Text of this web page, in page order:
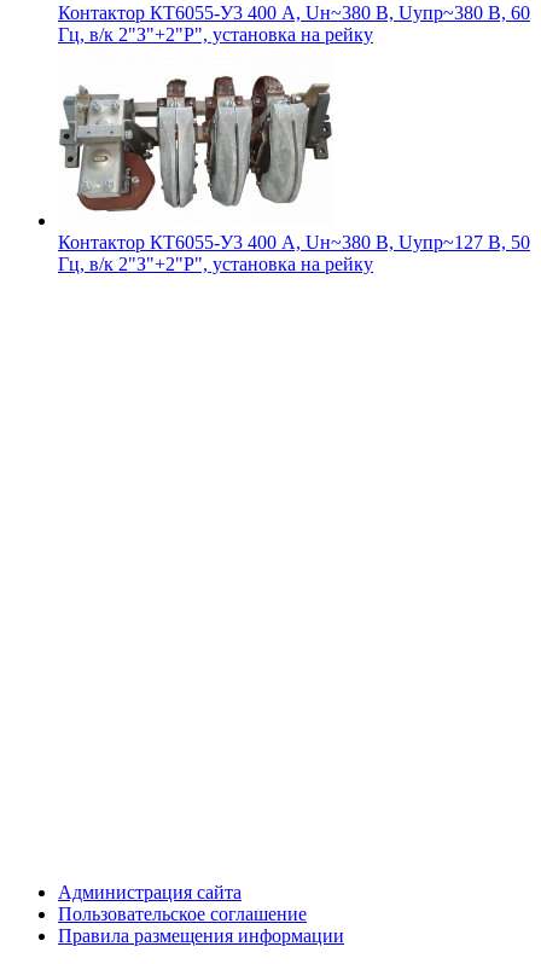
Контактор КТ6055-У3 400 А, Uн~380 В, Uупр~380 В, 60
Гц, в/к 2"З"+2"Р", установка на рейку
Контактор КТ6055-У3 400 А, Uн~380 В, Uупр~127 В, 50
Гц, в/к 2"З"+2"Р", установка на рейку
Администрация сайта
Пользовательское соглашение
Правила размещения информации